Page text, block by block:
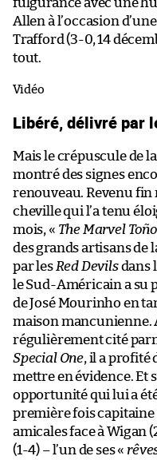
Allen à l’occasion
Trafford (3-0, 14
tout.
Vidéo
Libéré, délivré par
Mais le crépuscule de
montré des signes
renouveau. Revenu fin
cheville qui l’a tenu
mois, « The Marvel Toño
des grands artisans de
par les Red Devilsdans
le Sud-Américain a su
de José Mourinho en
maison mancunienne.
régulièrement cité
Special One, il a profité
mettre en évidence. Et
opportunité qui lui a
première fois capitaine
amicales face à Wigan
(1-4) – l’un de ses «